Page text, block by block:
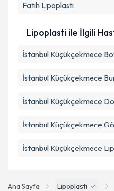
Ana Sayfa Lipoplasti
Fatih Lipoplasti
Lipoplasti ile İlgili
İstanbul Küçükçekmece
İstanbul Küçükçekmece
İstanbul Küçükçekmece
İstanbul Küçükçekmece
İstanbul Küçükçekmece